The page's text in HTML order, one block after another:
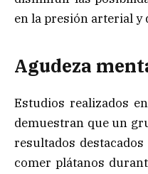
en la presión arterial y
Agudeza
Estudios realizados
demuestran que un
resultados
comer plátanos